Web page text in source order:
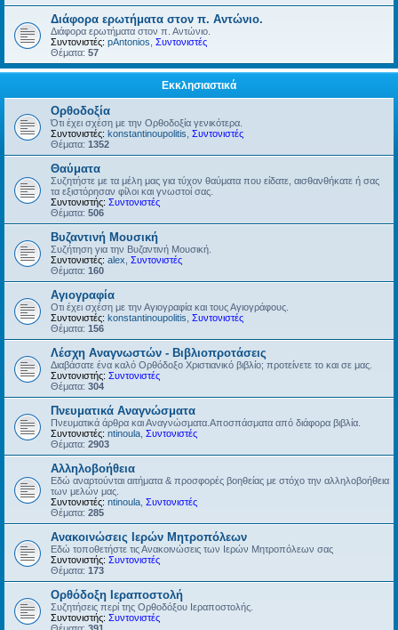
Διάφορα ερωτήματα στον π. Αντώνιο.
Διάφορα ερωτήματα στον π. Αντώνιο.
Συντονιστές: pAntonios Συντονιστές
Θέματα: 57
Εκκλησιαστικά
Ορθοδοξία
Ότι έχει σχέση με την Ορθοδοξία γενικότερα.
Συντονιστές: konstantinoupolitis Συντονιστές
Θέματα: 1352
Θαύματα
Συζητήστε με τα μέλη μας για τύχον θαύματα που είδατε, αισθανθήκατε ή σας
τα εξιστόρησαν φίλοι και γνωστοί σας.
Συντονιστής: Συντονιστές
Θέματα: 506
Βυζαντινή Μουσική
Συζήτηση για την Βυζαντινή Μουσική.
Συντονιστές: alex Συντονιστές
Θέματα: 160
Αγιογραφία
Οτι έχει σχέση με την Αγιογραφία και τους Αγιογράφους.
Συντονιστές: konstantinoupolitis Συντονιστές
Θέματα: 156
Λέσχη Αναγνωστών - Βιβλιοπροτάσεις
Διαβάσατε ένα καλό Ορθόδοξο Χριστιανικό βιβλίο; προτείνετε το και σε μας.
Συντονιστής: Συντονιστές
Θέματα: 304
Πνευματικά Αναγνώσματα
Πνευματικά άρθρα και Αναγνώσματα.Αποσπάσματα από διάφορα βιβλία.
Συντονιστές: ntinoula Συντονιστές
Θέματα: 2903
Αλληλοβοήθεια
Εδώ αναρτούνται αιτήματα & προσφορές βοηθείας με στόχο την αλληλοβοήθεια
των μελών μας.
Συντονιστές: ntinoula Συντονιστές
Θέματα: 285
Ανακοινώσεις Ιερών Μητροπόλεων
Εδώ τοποθετήστε τις Ανακοινώσεις των Ιερών Μητροπόλεων σας
Συντονιστής: Συντονιστές
Θέματα: 173
Ορθόδοξη Ιεραποστολή
Συζητήσεις περί της Ορθοδόξου Ιεραποστολής.
Συντονιστής: Συντονιστές